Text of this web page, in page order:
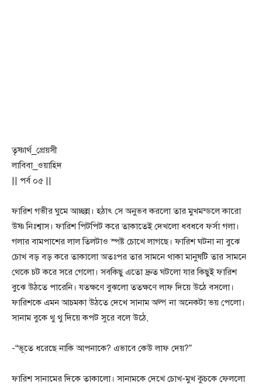
তৃষ্ণার্থ_প্রেয়সী
লাবিবা_ওয়াহিদ
|| পর্ব ০৫ ||
ফারিশ গভীর ঘুমে আচ্ছন্ন। হঠাৎ সে অনুভব করলো তার মুখমন্ডলে কারো
উষ্ণ নিঃশ্বাস। ফারিশ পিটপিট করে তাকাতেই দেখলো ধবধবে ফর্সা গলা।
গলার বামপাশের লাল তিলটাও স্পষ্ট চোখে লাগছে। ফারিশ ঘটনা না বুঝে
চোখ বড় বড় করে তাকালো অতঃপর তার সামনে থাকা মানুষটি তার সামনে
থেকে চট করে সরে গেলো। সবকিছু এতো দ্রুত ঘটলো যার কিছুই ফারিশ
বুঝে উঠতে পারেনি। যতক্ষণে বুঝলো ততক্ষণে লাফ দিয়ে উঠে বসলো।
ফারিশকে এমন আচমকা উঠতে দেখে সানাম অল্প না অনেকটা ভয় পেলো।
সানাম বুকে থু থু দিয়ে কপট সুরে বলে উঠে,
-“ভূতে ধরেছে নাকি আপনাকে? এভাবে কেউ লাফ দেয়?”
ফারিশ সানামের দিকে তাকালো। সানামকে দেখে চোখ-মুখ কুচকে ফেললো